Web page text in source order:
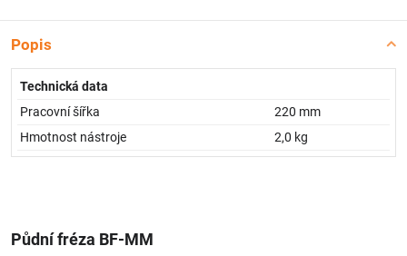
Popis
Technická data
Pracovní šířka
220 mm
Hmotnost nástroje
2,0 kg
Půdní fréza BF-MM